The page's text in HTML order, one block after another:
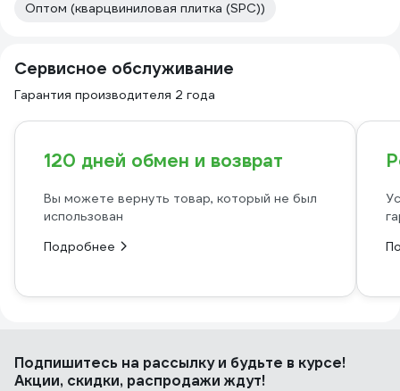
Оптом (кварцвиниловая плитка (SPC))
Сервисное обслуживание
Гарантия производителя 2 года
120 дней обмен и возврат
Вы можете вернуть товар, который не был
использован
Подробнее
Подпишитесь на рассылкуи будьте в курсе!
Акции, скидки, распродажи ждут!